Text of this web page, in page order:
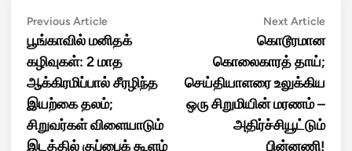
Post
navigation
Previous ArticlePrevious
article:
பூங்காவில் மனிதக்
கழிவுகள்: 2 மாத
ஆக்கிரமிப்பால் சீரழிந்த
இயற்கை தலம்;
சிறுவர்கள் விளையாடும்
இடத்தில் குப்பைக் கூளம்
Next ArticleNext
கொடூரமான
கொலைகாரத் தாய்;
செய்தியாளரை உலுக்கிய
ஒரு சிறுமியின் மரணம் –
அதிர்ச்சியூட்டும்
பின்னணி!